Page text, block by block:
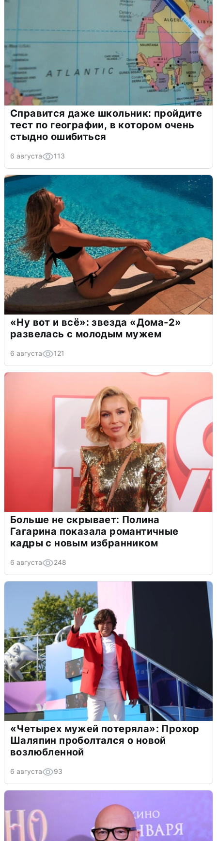
Справится даже школьник: пройдите
тест по географии, в котором очень
стыдно ошибиться
6 августа 113
«Ну вот и всё»: звезда «Дома-2»
развелась с молодым мужем
6 августа 121
Больше не скрывает: Полина
Гагарина показала романтичные
кадры с новым избранником
6 августа 248
«Четырех мужей потеряла»: Прохор
Шаляпин проболтался о новой
возлюбленной
6 августа 93